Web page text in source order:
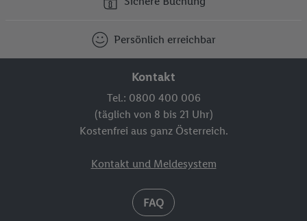
Persönlich erreichbar
Kontakt
Tel.: 0800 400 006
(täglich von 8 bis 21 Uhr)
Kostenfrei aus ganz Österreich.
Kontakt und Meldesystem
FAQ